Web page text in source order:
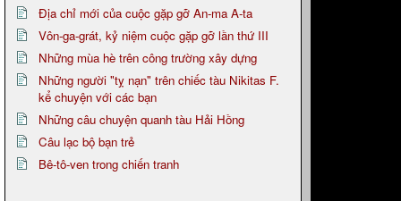
Địa chỉ mới của cuộc gặp gỡ An-ma A-ta
Vôn-ga-grát, kỷ niệm cuộc gặp gỡ lần thứ III
Những mùa hè trên công trường xây dựng
Những người "tỵ nạn" trên chiếc tàu Nikitas F.
kể chuyện với các bạn
Những câu chuyện quanh tàu Hải Hồng
Câu lạc bộ bạn trẻ
Bê-tô-ven trong chiến tranh